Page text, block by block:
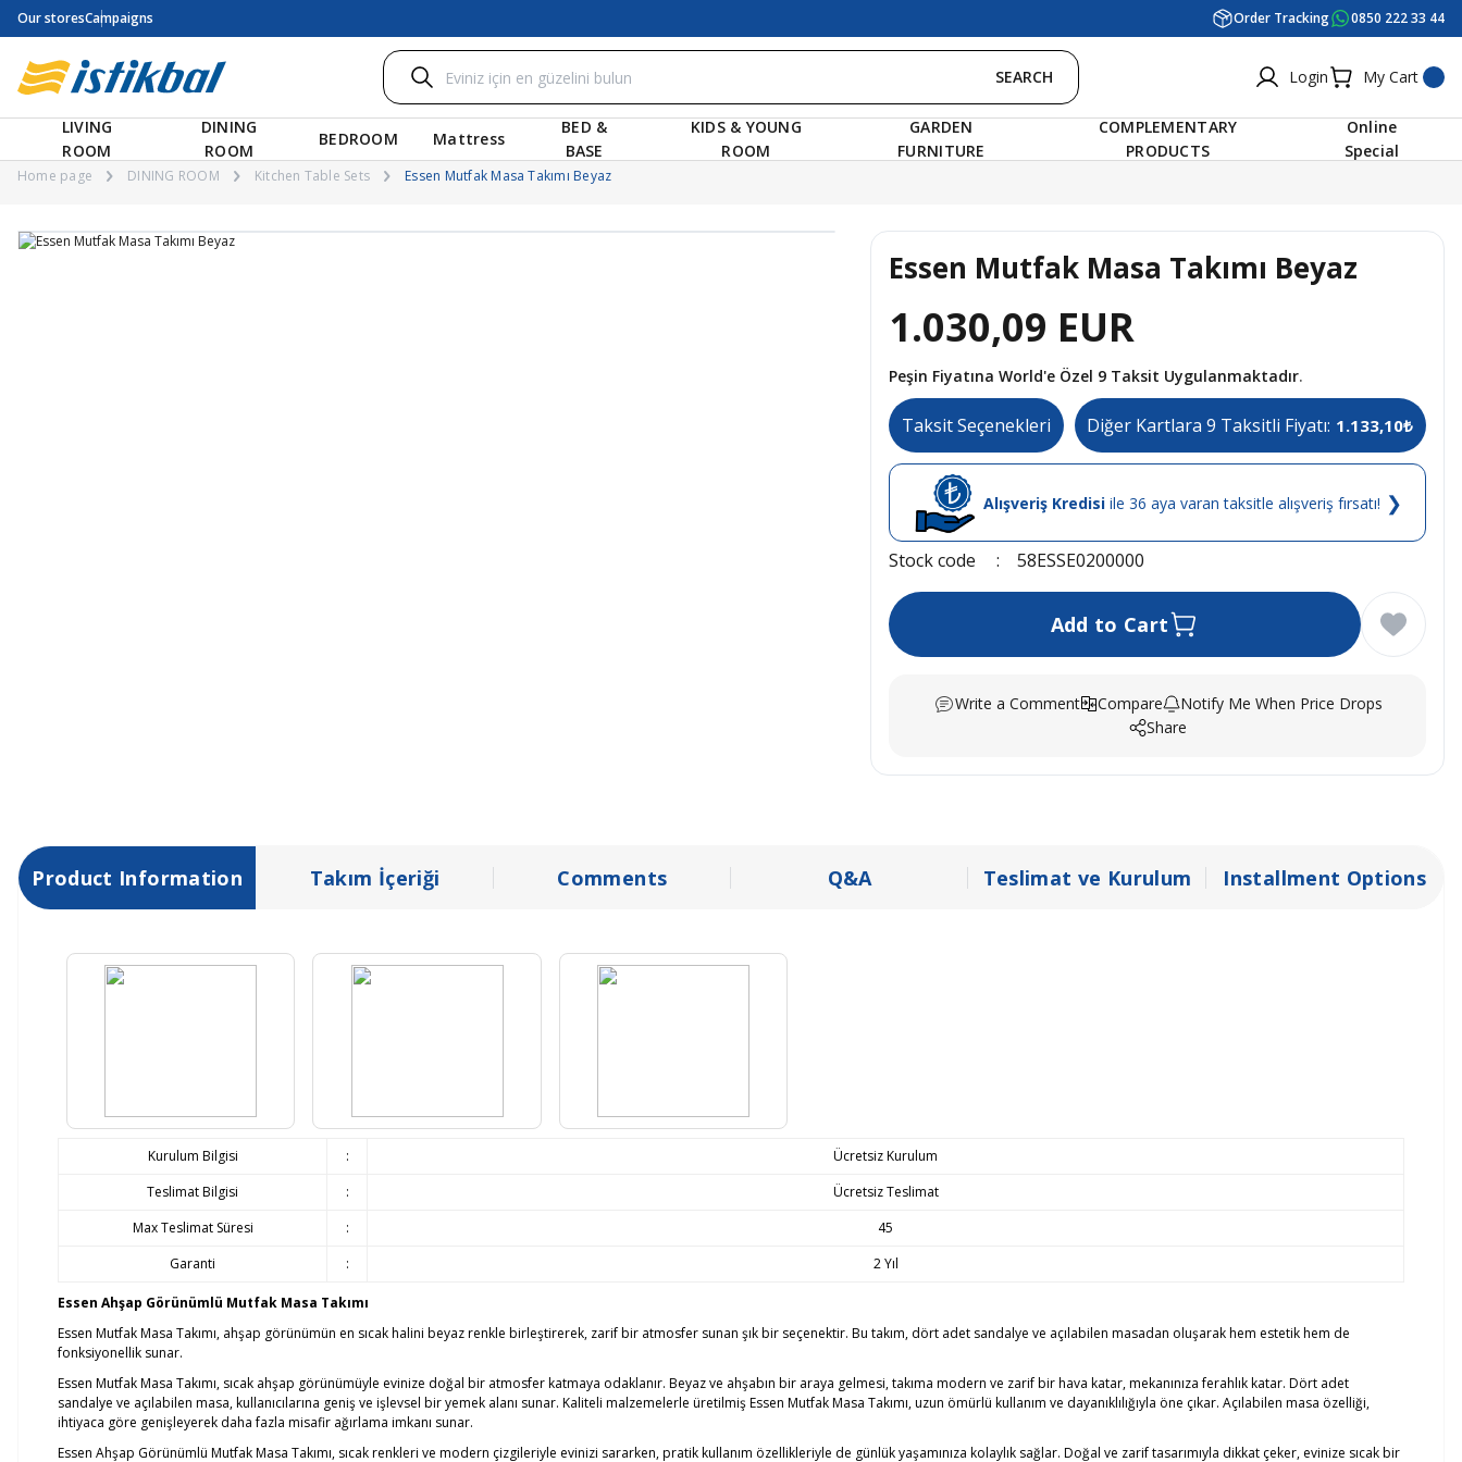
Our storesCampaigns Order Tracking 0850 222 33 44
SEARCH Login My Cart
LIVING
ROOM
DINING
ROOM
BEDROOM Mattress
BED &
BASE
KIDS & YOUNG
ROOM
GARDEN
FURNITURE
COMPLEMENTARY
PRODUCTS
Online
Special
Home page DINING ROOM Kitchen Table Sets Essen Mutfak Masa Takımı Beyaz
Essen Mutfak Masa Takımı Beyaz
1.030,09 EUR
Peşin Fiyatına World'e Özel 9 Taksit Uygulanmaktadır.
Taksit Seçenekleri Diğer Kartlara 9 Taksitli Fiyatı: 1.133,10₺
Alışveriş Kredisi ile 36 aya varan taksitle alışveriş fırsatı! ❯
Stock code 58ESSE0200000
Add to Cart
Write a Comment Compare
Notify Me When Price Drops
Share
Product Information Takım İçeriği Comments Q&A Teslimat ve Kurulum Installment Options
Kurulum Bilgisi :
Ücretsiz Kurulum
Teslimat Bilgisi
:
Ücretsiz Teslimat
Max Teslimat Süresi
:
45
Garanti
: 2 Yıl
Essen Ahşap Görünümlü Mutfak Masa Takımı
Essen Mutfak Masa Takımı, ahşap görünümün en sıcak halini beyaz renkle birleştirerek, zarif bir atmosfer sunan şık bir seçenektir. Bu takım, dört adet sandalye ve açılabilen masadan oluşarak hem estetik hem de
fonksiyonellik sunar.
Essen Mutfak Masa Takımı, sıcak ahşap görünümüyle evinize doğal bir atmosfer katmaya odaklanır. Beyaz ve ahşabın bir araya gelmesi, takıma modern ve zarif bir hava katar, mekanınıza ferahlık katar. Dört adet
sandalye ve açılabilen masa, kullanıcılarına geniş ve işlevsel bir yemek alanı sunar. Kaliteli malzemelerle üretilmiş Essen Mutfak Masa Takımı, uzun ömürlü kullanım ve dayanıklılığıyla öne çıkar. Açılabilen masa özelliği,
ihtiyaca göre genişleyerek daha fazla misafir ağırlama imkanı sunar.
Essen Ahşap Görünümlü Mutfak Masa Takımı, sıcak renkleri ve modern çizgileriyle evinizi sararken, pratik kullanım özellikleriyle de günlük yaşamınıza kolaylık sağlar. Doğal ve zarif tasarımıyla dikkat çeker, evinize sıcak bir